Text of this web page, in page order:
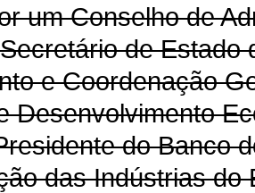
um Conselho de
de Estado
e Coordenação
Desenvolvimento
do Banco
das Indústrias do